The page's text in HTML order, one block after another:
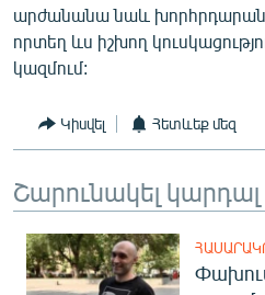
«Ազատության» բոլոր
արժանանա նաև
որտեղ ևս իշխող
կազմում:
Կիսվել Հետևեք մեզ
Շարունակել կարդալ